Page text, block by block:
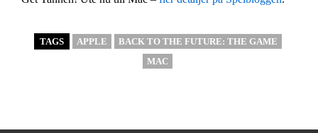
TAGS APPLE
BACK TO THE FUTURE: THE GAME
MAC